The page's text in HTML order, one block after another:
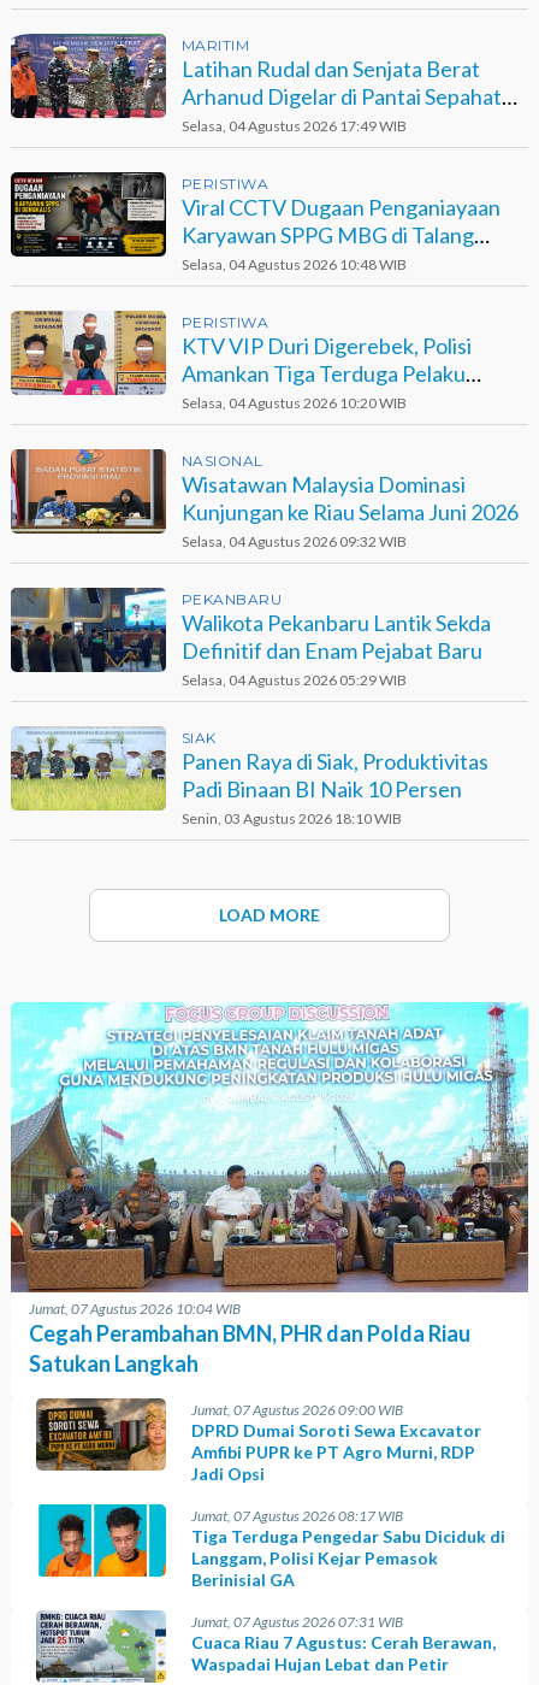
MARITIM
Latihan Rudal dan Senjata Berat
Arhanud Digelar di Pantai Sepahat
Bengkalis
Selasa, 04 Agustus 2026 17:49 WIB
PERISTIWA
Viral CCTV Dugaan Penganiayaan
Karyawan SPPG MBG di Talang
Muandau
Selasa, 04 Agustus 2026 10:48 WIB
PERISTIWA
KTV VIP Duri Digerebek, Polisi
Amankan Tiga Terduga Pelaku
Narkotika
Selasa, 04 Agustus 2026 10:20 WIB
NASIONAL
Wisatawan Malaysia Dominasi
Kunjungan ke Riau Selama Juni 2026
Selasa, 04 Agustus 2026 09:32 WIB
PEKANBARU
Walikota Pekanbaru Lantik Sekda
Definitif dan Enam Pejabat Baru
Selasa, 04 Agustus 2026 05:29 WIB
SIAK
Panen Raya di Siak, Produktivitas
Padi Binaan BI Naik 10 Persen
Senin, 03 Agustus 2026 18:10 WIB
LOAD MORE
Jumat, 07 Agustus 2026 10:04 WIB
Cegah Perambahan BMN, PHR dan Polda Riau
Satukan Langkah
Jumat, 07 Agustus 2026 09:00 WIB
DPRD Dumai Soroti Sewa Excavator
Amfibi PUPR ke PT Agro Murni, RDP
Jadi Opsi
Jumat, 07 Agustus 2026 08:17 WIB
Tiga Terduga Pengedar Sabu Diciduk di
Langgam, Polisi Kejar Pemasok
Berinisial GA
Jumat, 07 Agustus 2026 07:31 WIB
Cuaca Riau 7 Agustus: Cerah Berawan,
Waspadai Hujan Lebat dan Petir